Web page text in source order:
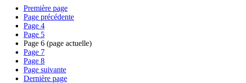
Première page
Page précédente
Page 4
Page 5
Page 6 (page actuelle)
Page 7
Page 8
Page suivante
Dernière page